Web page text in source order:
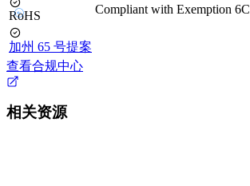
RoHS Compliant with Exemption 6C
加州 65 号提案
查看合规中心
相关资源